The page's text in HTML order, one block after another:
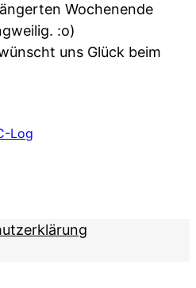
Wochenende
:o)
uns Glück beim
Log